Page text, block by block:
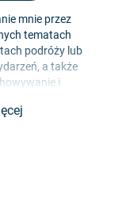
mnie przez
tematach
podróży lub
a także
i
i kliknięć w